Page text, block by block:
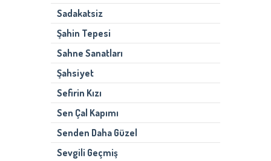
Sadakatsiz
Şahin Tepesi
Sahne Sanatları
Şahsiyet
Sefirin Kızı
Sen Çal Kapımı
Senden Daha Güzel
Sevgili Geçmiş